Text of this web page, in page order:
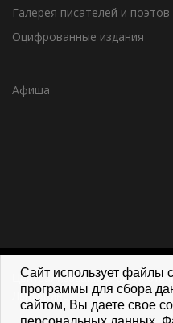
Галерея писателей и поэтов
Оцифрованные издания
Афиша
Централизованная
Лыткарино
Сайт использует файлы
программы для сбора
сайтом, Вы даете свое